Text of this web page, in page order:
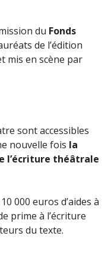
du Fonds
de l’édition
mis en scène par
sont accessibles
nouvelle fois la
l’écriture théâtrale
000 euros d’aides à
prime à l’écriture
du texte.